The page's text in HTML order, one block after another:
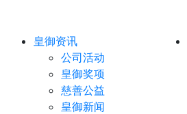
皇御资讯
公司活动
皇御奖项
慈善公益
皇御新闻